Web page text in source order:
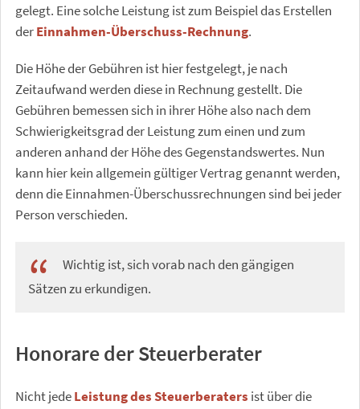
gelegt. Eine solche Leistung ist zum Beispiel das Erstellen
derEinnahmen-Überschuss-Rechnung.
Die Höhe der Gebühren ist hier festgelegt, je nach
Zeitaufwand werden diese in Rechnung gestellt. Die
Gebühren bemessen sich in ihrer Höhe also nach dem
Schwierigkeitsgrad der Leistung zum einen und zum
anderen anhand der Höhe des Gegenstandswertes. Nun
kann hier kein allgemein gültiger Vertrag genannt werden,
denn die Einnahmen-Überschussrechnungen sind bei jeder
Person verschieden.
Wichtig ist, sich vorab nach den gängigen
Sätzen zu erkundigen.
Honorare der Steuerberater
Nicht jedeLeistung des Steuerberaters ist über die